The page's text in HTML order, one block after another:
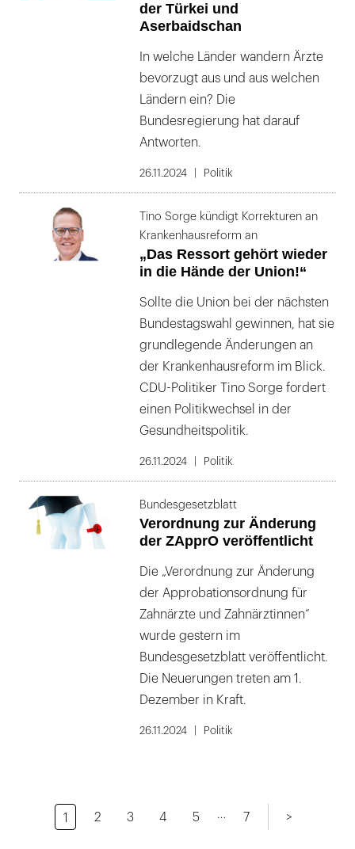
der Türkei und
Aserbaidschan
In welche Länder wandern Ärzte
bevorzugt aus und aus welchen
Ländern ein? Die
Bundesregierung hat darauf
Antworten.
26.11.2024 Politik
Tino Sorge kündigt Korrekturen an
Krankenhausreform an
„Das Ressort gehört wieder
in die Hände der Union!“
Sollte die Union bei der nächsten
Bundestagswahl gewinnen, hat sie
grundlegende Änderungen an
der Krankenhausreform im Blick.
CDU-Politiker Tino Sorge fordert
einen Politikwechsel in der
Gesundheitspolitik.
26.11.2024 Politik
Bundesgesetzblatt
Verordnung zur Änderung
der ZApprO veröffentlicht
Die „Verordnung zur Änderung
der Approbationsordnung für
Zahnärzte und Zahnärztinnen“
wurde gestern im
Bundesgesetzblatt veröffentlicht.
Die Neuerungen treten am 1.
Dezember in Kraft.
26.11.2024 Politik
1 2 3 4 5 … 7 >